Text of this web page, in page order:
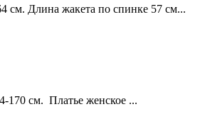
см. Длина жакета по спинке 57 см...
170 см. Платье женское ...